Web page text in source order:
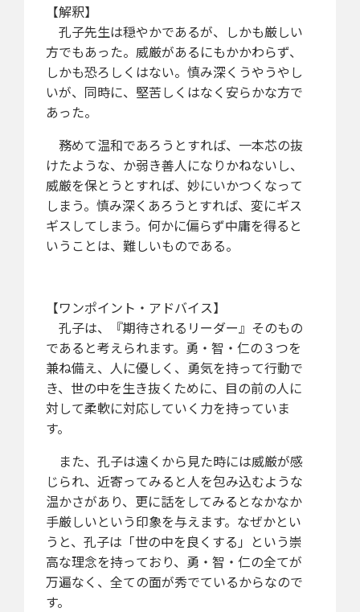
【解釈】
孔子先生は穏やかであるが、しかも厳しい
方でもあった。威厳があるにもかかわらず、
しかも恐ろしくはない。慎み深くうやうやし
いが、同時に、堅苦しくはなく安らかな方で
あった。
務めて温和であろうとすれば、一本芯の抜
けたような、か弱き善人になりかねないし、
威厳を保とうとすれば、妙にいかつくなって
しまう。慎み深くあろうとすれば、変にギス
ギスしてしまう。何かに偏らず中庸を得ると
いうことは、難しいものである。
【ワンポイント・アドバイス】
孔子は、『期待されるリーダー』そのもの
であると考えられます。勇・智・仁の３つを
兼ね備え、人に優しく、勇気を持って行動で
き、世の中を生き抜くために、目の前の人に
対して柔軟に対応していく力を持っていま
す。
また、孔子は遠くから見た時には威厳が感
じられ、近寄ってみると人を包み込むような
温かさがあり、更に話をしてみるとなかなか
手厳しいという印象を与えます。なぜかとい
うと、孔子は「世の中を良くする」という崇
高な理念を持っており、勇・智・仁の全てが
万遍なく、全ての面が秀でているからなので
す。